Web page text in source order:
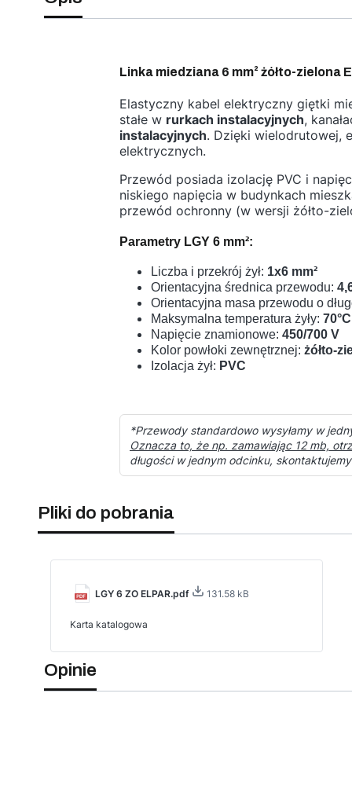
Linka miedziana 6 mm² żółto-zielona
Elastyczny kabel elektryczny giętki
stałe w rurkach instalacyjnych,
instalacyjnych. Dzięki wielodrutowej,
elektrycznych.
Przewód posiada izolację PVC i
niskiego napięcia w budynkach
przewód ochronny (w wersji żółto-
Parametry LGY 6 mm²:
Liczba i przekrój żył: 1x6 mm²
Orientacyjna średnica przewodu:
Orientacyjna masa przewodu o
Maksymalna temperatura żyły: 70°C
Napięcie znamionowe: 450/700 V
Kolor powłoki zewnętrznej: żółto-
Izolacja żył: PVC
*Przewody standardowo wysyłamy w
Oznacza to, że np. zamawiając 12 mb,
długości w jednym odcinku,
Pliki do pobrania
LGY 6 ZO ELPAR.pdf 131.58 kB
Karta katalogowa
Opinie